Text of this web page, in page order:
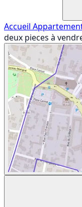
Accueil
deux pieces à